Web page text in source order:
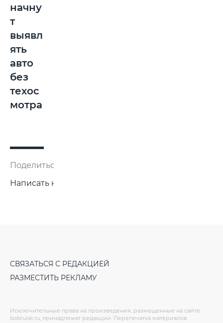
начну
т
выявл
ять
авто
без
техос
мотра
Поделиться:
Написать нам
СВЯЗАТЬСЯ С РЕДАКЦИЕЙ
РАЗМЕСТИТЬ РЕКЛАМУ
Исключительные права на произведения, размещенные на сайте
bobruisk.ru, принадлежат редакции. Перепечатка материалов